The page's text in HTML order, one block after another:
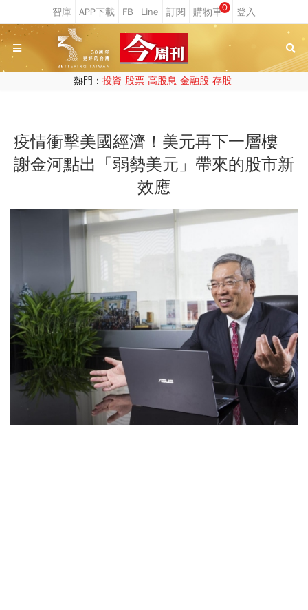
0
熱門： 投資 股票 高股息 金融股 存股
疫情衝擊美國經濟！美元再下一層樓
謝金河點出「弱勢美元」帶來的股市新
效應